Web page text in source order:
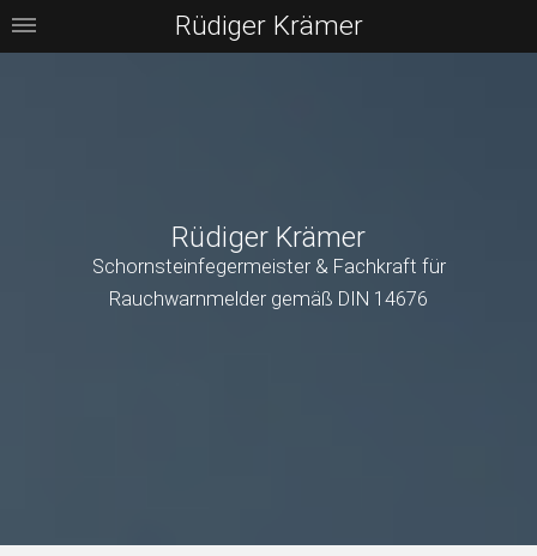
Rüdiger Krämer
Schornsteinfegermeister & Fachkraft für
Rauchwarnmelder gemäß DIN 14676
Rüdiger Krämer